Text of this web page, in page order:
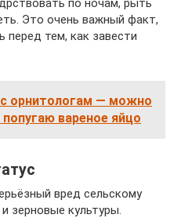
по ночам, рыть
Это очень важный факт,
перед тем, как завести
орнитологам — можно
вареное яйцо
вред сельскому
зерновые культуры.